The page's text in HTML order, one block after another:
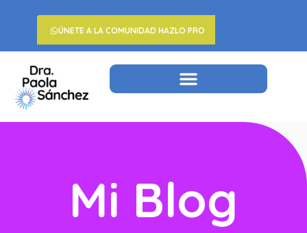
ÚNETE A LA COMUNIDAD HAZLO PRO
Mi Blog